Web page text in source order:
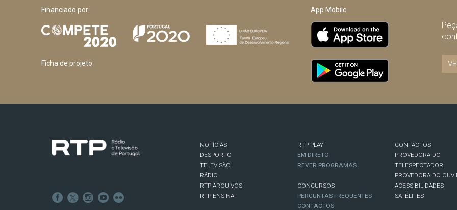
Financiado por:
Ficha de projeto
App Mobile
NOTÍCIAS
DESPORTO
TELEVISÃO
RÁDIO
RTP ARQUIVOS
RTP ENSINA
RTP PLAY
EM DIRETO
REVER PROGRAMAS
CONCURSOS
PERGUNTAS FREQUENTES
CONTACTOS
CONTACTOS
PROVEDORA DO
TELESPECTADOR
PROVEDORA DO
ACESSIBILIDADES
SATÉLITES